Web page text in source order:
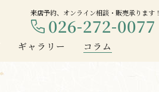
来店予約、オンライン相談・販売承ります！
026-272-0077
ギャラリー コラム